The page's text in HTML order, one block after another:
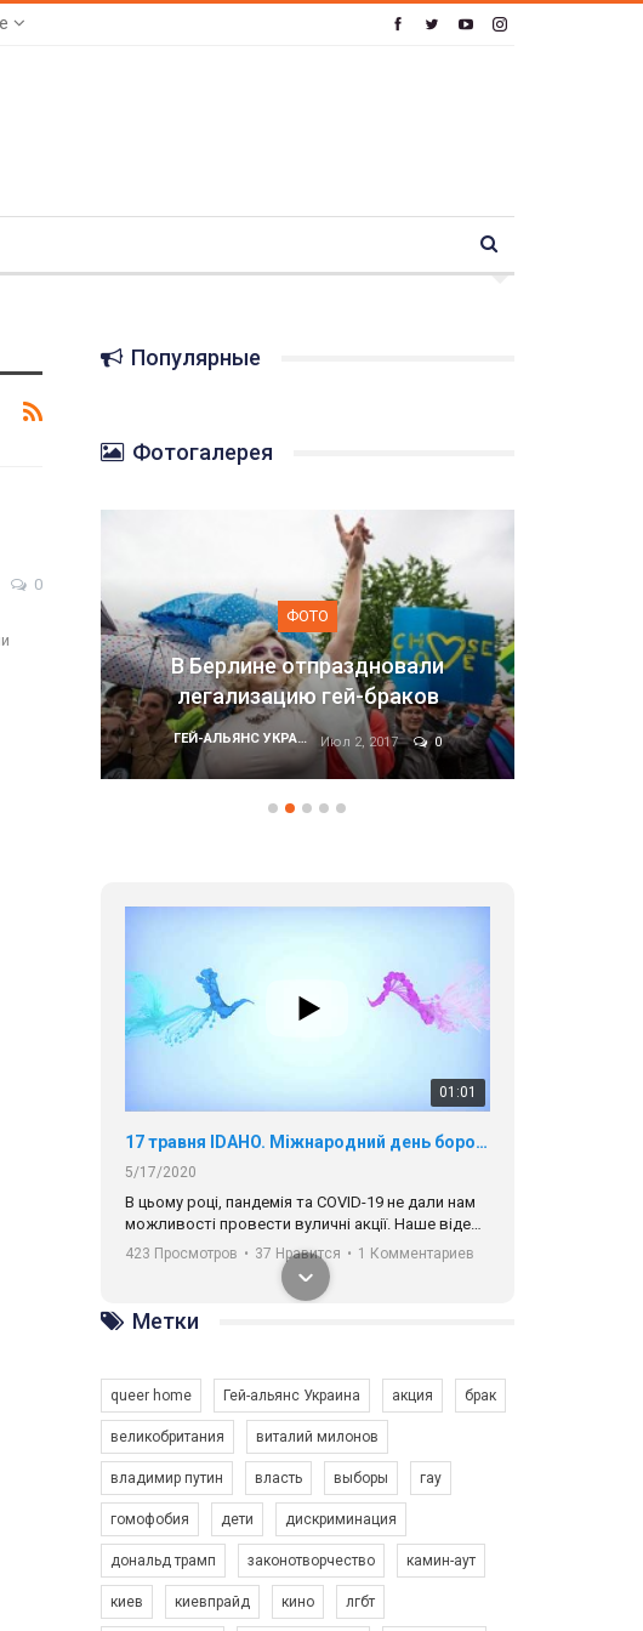
0
Популярные
Фотогалерея
отпраздновали
гей-браков
Июл 2, 2017 0
ФОТО
Марш равенства в Киеве,
ГЕЙ-АЛЬЯНС УКРАИНА
01:01
17 травня IDAHO. Міжнародний день боротьби з гомофобією трансфобією і біфобія.
5/17/2020
В цьому році, пандемія та COVІD-19 не дали нам
можливості провести вуличні акції. Наше відео-
звернення про те, що навіть коли ми у різних
містах та не можемо зустрінеться, ми разом. Ми
закликаємо всіх хто поділяє цінності рівності та
солідарності, приєднатися до нас. Регіональні
підрозділи ГАУ є в 16 областях України.
423 Просмотров • 37 Нравится • 1 Комментариев
Зупинимо насильство проти ЛГБТ в Україні! Stop violence against LGBT in Ukraine!
Емоційний та вражаючий промо-ролік на
Метки
queer home Гей-альянс Украина акция брак
великобритания виталий милонов
владимир путин власть выборы гау
гомофобия дети дискриминация
дональд трамп законотворчество камин-аут
киев киевпрайд кино лгбт